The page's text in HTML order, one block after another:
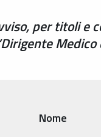
per titoli e
Nome